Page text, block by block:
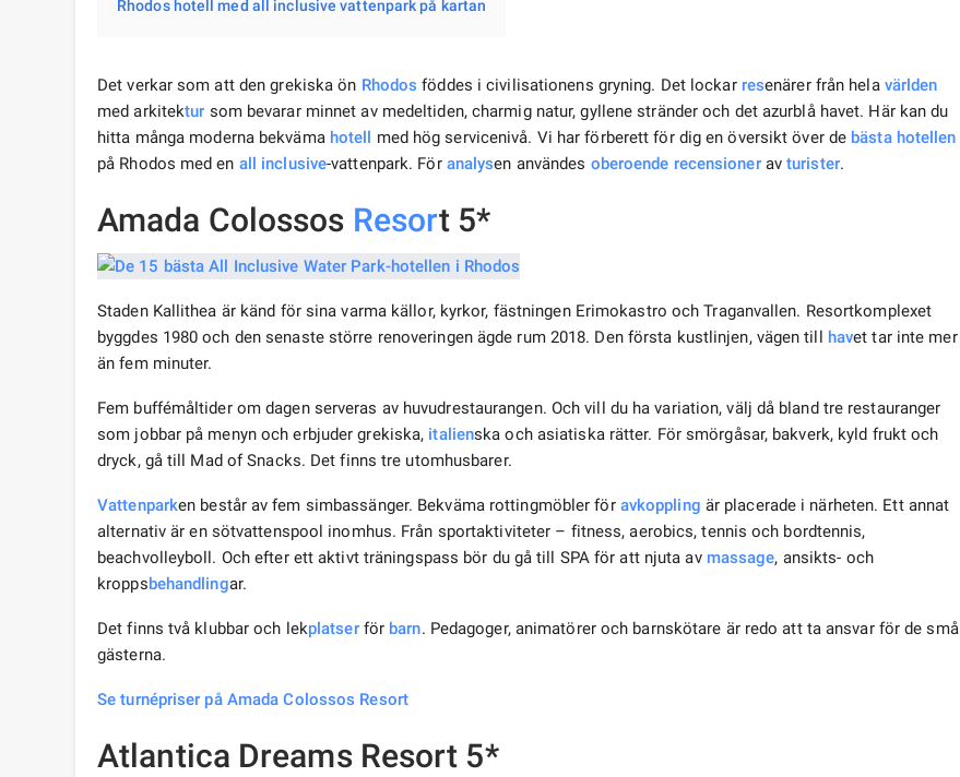
Rhodos hotell med all inclusive vattenpark på kartan
Det verkar som att den grekiska ön Rhodos föddes i civilisationens gryning. Det lockar resenärer från hela världen
med arkitektur som bevarar minnet av medeltiden, charmig natur, gyllene stränder och det azurblå havet. Här kan du
hitta många moderna bekväma hotell med hög servicenivå. Vi har förberett för dig en översikt över de bästa hotellen
på Rhodos med en all inclusive-vattenpark. För analysen användes oberoende recensioneravturister.
Amada Colossos Resort 5*
Staden Kallithea är känd för sina varma källor, kyrkor, fästningen Erimokastro och Traganvallen. Resortkomplexet
byggdes 1980 och den senaste större renoveringen ägde rum 2018. Den första kustlinjen, vägen till havet tar inte mer
än fem minuter.
Fem buffémåltider om dagen serveras av huvudrestaurangen. Och vill du ha variation, välj då bland tre restauranger
som jobbar på menyn och erbjuder grekiska, italienska och asiatiska rätter. För smörgåsar, bakverk, kyld frukt och
dryck, gå till Mad of Snacks. Det finns tre utomhusbarer.
Vattenparken består av fem simbassänger. Bekväma rottingmöbler för avkoppling är placerade i närheten. Ett annat
alternativ är en sötvattenspool inomhus. Från sportaktiviteter – fitness, aerobics, tennis och bordtennis,
beachvolleyboll. Och efter ett aktivt träningspass bör du gå till SPA för att njuta av massage, ansikts- och
kroppsbehandlingar.
Det finns två klubbar och lekplatserför barn. Pedagoger, animatörer och barnskötare är redo att ta ansvar för de små
gästerna.
Se turnépriser på Amada Colossos Resort
Atlantica Dreams Resort 5*